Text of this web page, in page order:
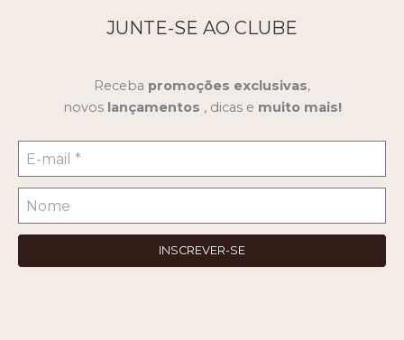
JUNTE-SE AO CLUBE
Receba promoções exclusivas,
novos lançamentos , dicas e muito mais!